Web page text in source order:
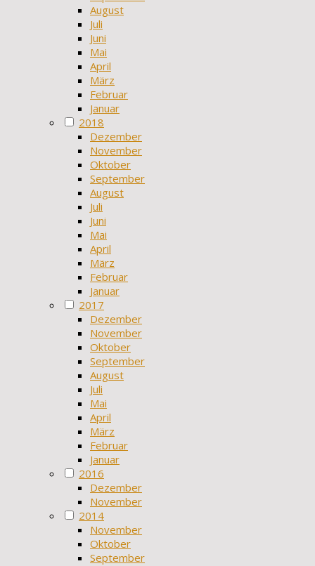
August
Juli
Juni
Mai
April
März
Februar
Januar
2018
Dezember
November
Oktober
September
August
Juli
Juni
Mai
April
März
Februar
Januar
2017
Dezember
November
Oktober
September
August
Juli
Mai
April
März
Februar
Januar
2016
Dezember
November
2014
November
Oktober
September